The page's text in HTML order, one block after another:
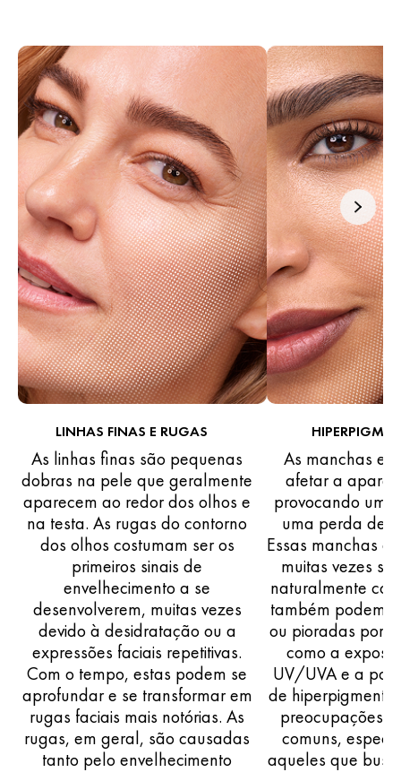
LINHAS FINAS E RUGAS
As linhas finas são pequenas
dobras na pele que geralmente
aparecem ao redor dos olhos e
na testa. As rugas do contorno
dos olhos costumam ser os
primeiros sinais de
envelhecimento a se
desenvolverem, muitas vezes
devido à desidratação ou a
expressões faciais repetitivas.
Com o tempo, estas podem se
aprofundar e se transformar em
rugas faciais mais notórias. As
rugas, em geral, são causadas
tanto pelo envelhecimento
As manchas
afetar a
provocando um
uma perda de
Essas manchas
muitas vezes se
naturalmente
também podem
ou pioradas por
como a
UV/UVA e a
de
preocupações
comuns,
aqueles que